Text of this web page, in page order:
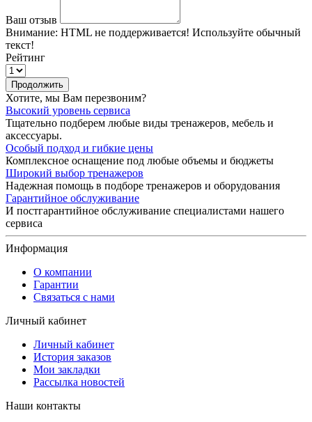
Ваш отзыв
Внимание: HTML не поддерживается! Используйте обычный
текст!
Рейтинг
Продолжить
Хотите, мы Вам перезвоним?
Высокий уровень сервиса
Тщательно подберем любые виды тренажеров, мебель и
аксессуары.
Особый подход и гибкие цены
Комплексное оснащение под любые объемы и бюджеты
Широкий выбор тренажеров
Надежная помощь в подборе тренажеров и оборудования
Гарантийное обслуживание
И постгарантийное обслуживание специалистами нашего
сервиса
Информация
О компании
Гарантии
Связаться с нами
Личный кабинет
Личный кабинет
История заказов
Мои закладки
Рассылка новостей
Наши контакты